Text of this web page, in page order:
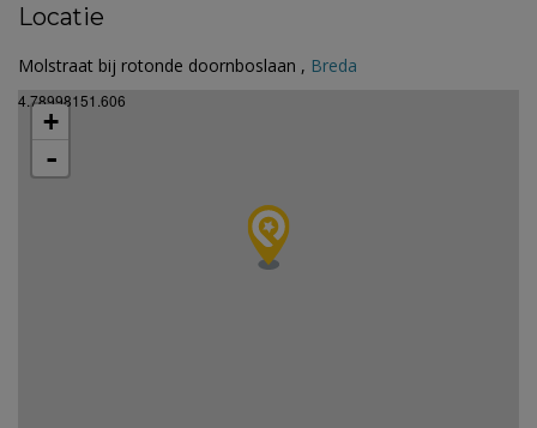
Locatie
Molstraat bij rotonde doornboslaan , Breda
4.78998151.606
+
-